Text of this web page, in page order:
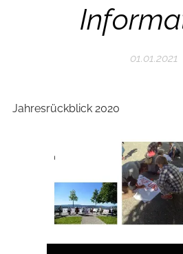
01.01.2021
Jahresrückblick 2020